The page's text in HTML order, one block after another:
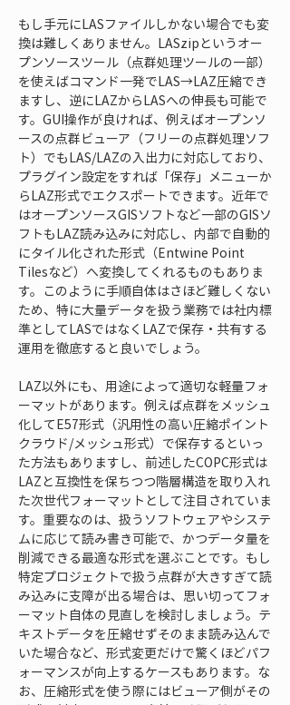
もし手元にLASファイルしかない場合でも変
換は難しくありません。LASzipというオー
プンソースツール（点群処理ツールの一部）
を使えばコマンド一発でLAS→LAZ圧縮でき
ますし、逆にLAZからLASへの伸長も可能で
す。GUI操作が良ければ、例えばオープンソ
ースの点群ビューア（フリーの点群処理ソフ
ト）でもLAS/LAZの入出力に対応しており、
プラグイン設定をすれば「保存」メニューか
らLAZ形式でエクスポートできます。近年で
はオープンソースGISソフトなど一部のGISソ
フトもLAZ読み込みに対応し、内部で自動的
にタイル化された形式（Entwine Point
Tilesなど）へ変換してくれるものもありま
す。このように手順自体はさほど難しくない
ため、特に大量データを扱う業務では社内標
準としてLASではなくLAZで保存・共有する
運用を徹底すると良いでしょう。
LAZ以外にも、用途によって適切な軽量フォ
ーマットがあります。例えば点群をメッシュ
化してE57形式（汎用性の高い圧縮ポイント
クラウド/メッシュ形式）で保存するといっ
た方法もありますし、前述したCOPC形式は
LAZと互換性を保ちつつ階層構造を取り入れ
た次世代フォーマットとして注目されていま
す。重要なのは、扱うソフトウェアやシステ
ムに応じて読み書き可能で、かつデータ量を
削減できる最適な形式を選ぶことです。もし
特定プロジェクトで扱う点群が大きすぎて読
み込みに支障が出る場合は、思い切ってフォ
ーマット自体の見直しを検討しましょう。テ
キストデータを圧縮せずそのまま読み込んで
いた場合など、形式変更だけで驚くほどパフ
ォーマンスが向上するケースもあります。な
お、圧縮形式を使う際にはビューア側がその